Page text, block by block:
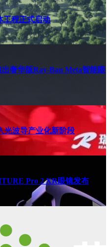
工程正式启动
奢华版Ray-Ban Meta智能眼
光波导产业化新阶段
Pro 2 XR眼镜发布